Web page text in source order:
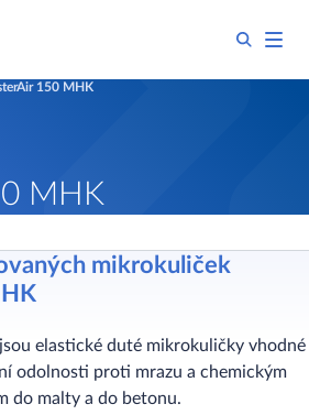
150 MHK
MHK
mikrokuliček
jsou elastické duté mikrokuličky vhodné
odolnosti proti mrazu a chemickým
do malty a do betonu.